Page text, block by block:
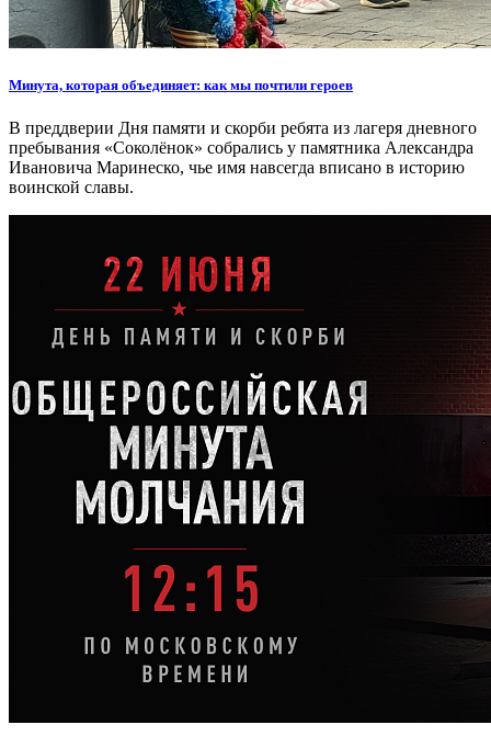
Минута, которая объединяет: как мы почтили героев
В преддверии Дня памяти и скорби ребята из лагеря дневного
пребывания «Соколёнок» собрались у памятника Александра
Ивановича Маринеско, чье имя навсегда вписано в историю
воинской славы.